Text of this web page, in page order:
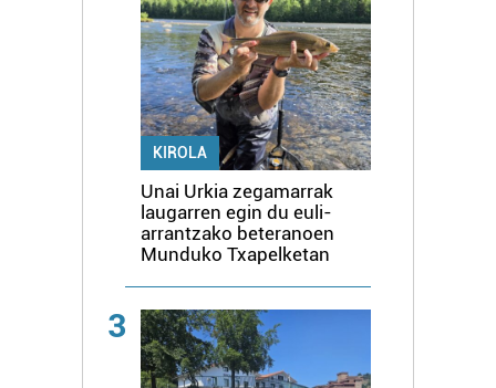
KIROLA
Unai Urkia zegamarrak
laugarren egin du euli-
arrantzako beteranoen
Munduko Txapelketan
3